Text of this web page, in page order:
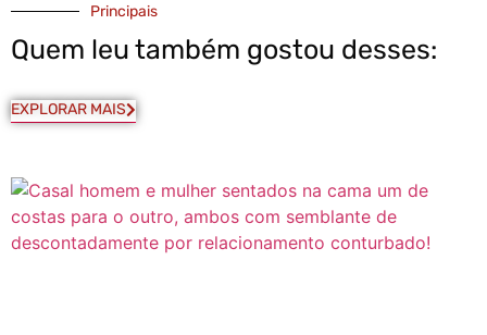
Principais
Quem leu também gostou desses:
EXPLORAR MAIS